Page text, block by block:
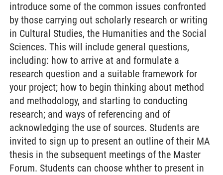
introduce some of the common issues confronted
by those carrying out scholarly research or writing
in Cultural Studies, the Humanities and the Social
Sciences. This will include general questions,
including: how to arrive at and formulate a
research question and a suitable framework for
your project; how to begin thinking about method
and methodology, and starting to conducting
research; and ways of referencing and of
acknowledging the use of sources. Students are
invited to sign up to present an outline of their MA
thesis in the subsequent meetings of the Master
Forum. Students can choose whther to present in